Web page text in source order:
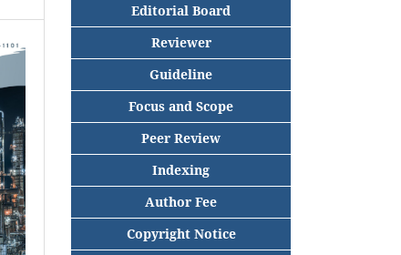
Editorial Board
Reviewer
Guideline
Focus and Scope
Peer Review
Indexing
Author Fee
Copyright Notice